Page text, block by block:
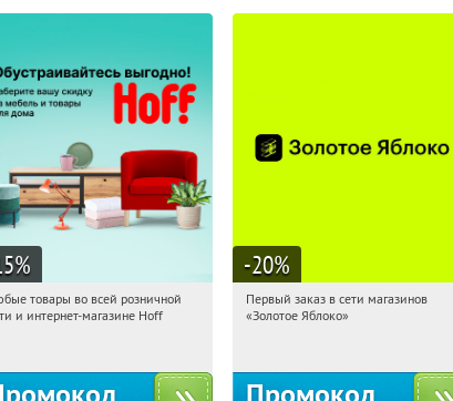
%
07:00:17 Получили:
товары во всей розничной
и интернет-магазине Hoff
-20%
07:00:17
Получи первым!
Первый заказ в сети магазинов
«Золотое Яблоко»